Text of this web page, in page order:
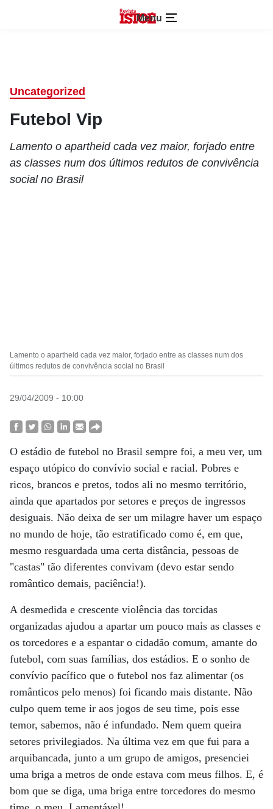
Menu
Uncategorized
Futebol Vip
Lamento o apartheid cada vez maior, forjado entre
as classes num dos últimos redutos de convivência
social no Brasil
Lamento o apartheid cada vez maior, forjado entre as classes num dos
últimos redutos de convivência social no Brasil
29/04/2009 - 10:00
O estádio de futebol no Brasil sempre foi, a meu ver, um
espaço utópico do convívio social e racial. Pobres e
ricos, brancos e pretos, todos ali no mesmo território,
ainda que apartados por setores e preços de ingressos
desiguais. Não deixa de ser um milagre haver um espaço
no mundo de hoje, tão estratificado como é, em que,
mesmo resguardada uma certa distância, pessoas de
"castas" tão diferentes convivam (devo estar sendo
romântico demais, paciência!).
A desmedida e crescente violência das torcidas
organizadas ajudou a apartar um pouco mais as classes e
os torcedores e a espantar o cidadão comum, amante do
futebol, com suas famílias, dos estádios. E o sonho de
convívio pacífico que o futebol nos faz alimentar (os
românticos pelo menos) foi ficando mais distante. Não
culpo quem teme ir aos jogos de seu time, pois esse
temor, sabemos, não é infundado. Nem quem queira
setores privilegiados. Na última vez em que fui para a
arquibancada, junto a um grupo de amigos, presenciei
uma briga a metros de onde estava com meus filhos. E, é
bom que se diga, uma briga entre torcedores do mesmo